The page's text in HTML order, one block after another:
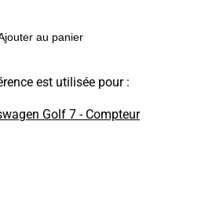
au panier
est utilisée pour :
Golf 7 - Compteur